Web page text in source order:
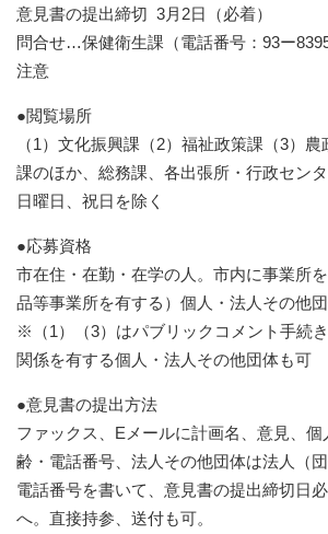
意見書の提出締切 3月2日（必着）
問合せ…保健衛生課（電話番号：93ー
注意
●閲覧場所
（1）文化振興課（2）福祉政策課（3）
課のほか、総務課、各出張所・行政セン
日曜日、祝日を除く
●応募資格
市在住・在勤・在学の人。市内に事業所
品等事業所を有する）個人・法人その他
※（1）（3）はパブリックコメント手続
関係を有する個人・法人その他団体も可
●意見書の提出方法
ファックス、Eメールに計画名、意見、
齢・電話番号、法人その他団体は法人（
電話番号を書いて、意見書の提出締切日
へ。直接持参、送付も可。